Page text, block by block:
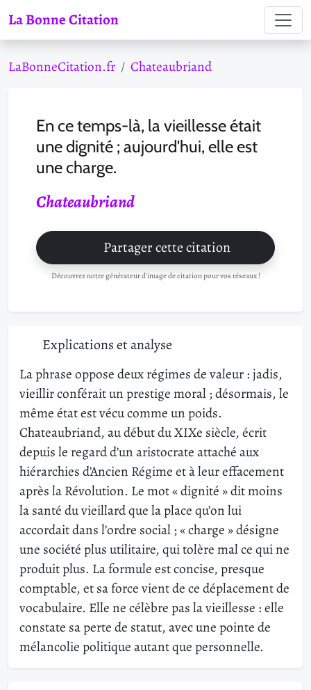
La Bonne Citation
LaBonneCitation.fr Chateaubriand
En ce temps-là, la vieillesse était
une dignité ; aujourd'hui, elle est
une charge.
Chateaubriand
Partager cette citation
Découvrez notre générateur d'image de citation pour vos réseaux !
Explications et analyse
La phrase oppose deux régimes de valeur : jadis,
vieillir conférait un prestige moral ; désormais, le
même état est vécu comme un poids.
Chateaubriand, au début du XIXe siècle, écrit
depuis le regard d’un aristocrate attaché aux
hiérarchies d’Ancien Régime et à leur effacement
après la Révolution. Le mot « dignité » dit moins
la santé du vieillard que la place qu’on lui
accordait dans l’ordre social ; « charge » désigne
une société plus utilitaire, qui tolère mal ce qui ne
produit plus. La formule est concise, presque
comptable, et sa force vient de ce déplacement de
vocabulaire. Elle ne célèbre pas la vieillesse : elle
constate sa perte de statut, avec une pointe de
mélancolie politique autant que personnelle.